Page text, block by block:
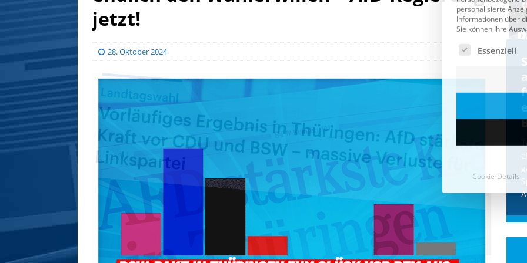
jetzt!
28. Oktober 2024
der Wahl wieder Afghanen
einfliegen: Zeit für ein
Die Bundesregierung und die CDU
halten die Wähler für dumm! Weil die
Stimmung wegen der von Afghanen
verübten Anschläge kippte, wurden die
Flüge vor der[...]
Cookie-Details